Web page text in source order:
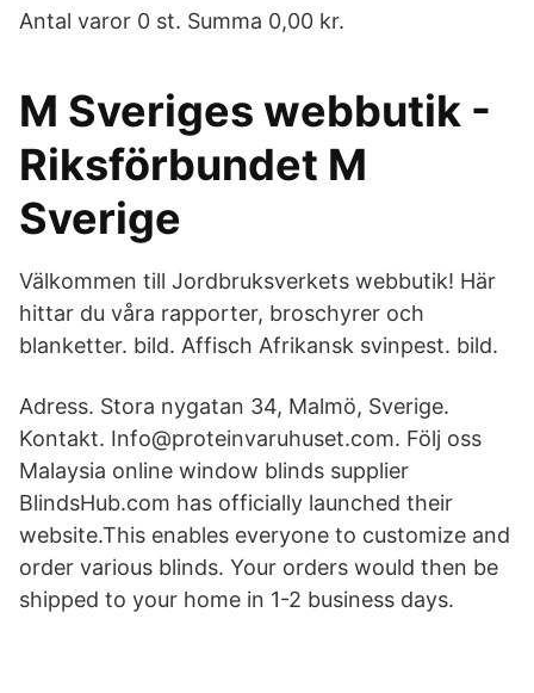
Antal varor 0 st. Summa 0,00 kr.
M Sveriges webbutik -
Riksförbundet M
Sverige
Välkommen till Jordbruksverkets webbutik! Här
hittar du våra rapporter, broschyrer och
blanketter. bild. Affisch Afrikansk svinpest. bild.
Adress. Stora nygatan 34, Malmö, Sverige.
Kontakt. Info@proteinvaruhuset.com. Följ oss
Malaysia online window blinds supplier
BlindsHub.com has officially launched their
website.This enables everyone to customize and
order various blinds. Your orders would then be
shipped to your home in 1-2 business days.